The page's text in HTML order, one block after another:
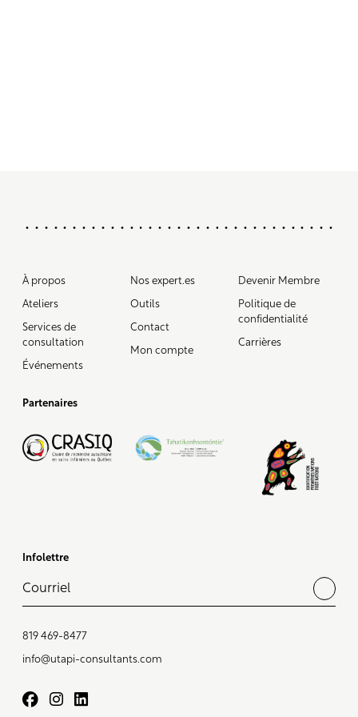
À propos
Ateliers
Services de
consultation
Événements
Nos expert.es
Outils
Contact
Mon compte
Devenir Membre
Politique de
confidentialité
Carrières
Partenaires
Infolettre
819 469-8477
info@utapi-consultants.com